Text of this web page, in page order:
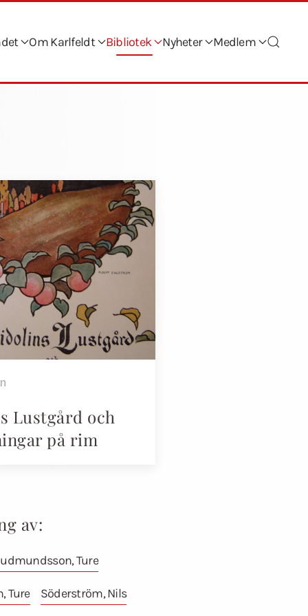
Om Karlfeldt Bibliotek Nyheter Medlem
Lustgård och
på rim
av:
Ture
Ture Söderström, Nils